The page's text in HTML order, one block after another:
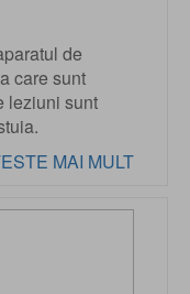
de
care sunt
leziuni sunt
MAI MULT